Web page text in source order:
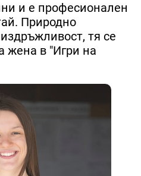
и е професионален
​Природно
тя се
жена в "Игри на